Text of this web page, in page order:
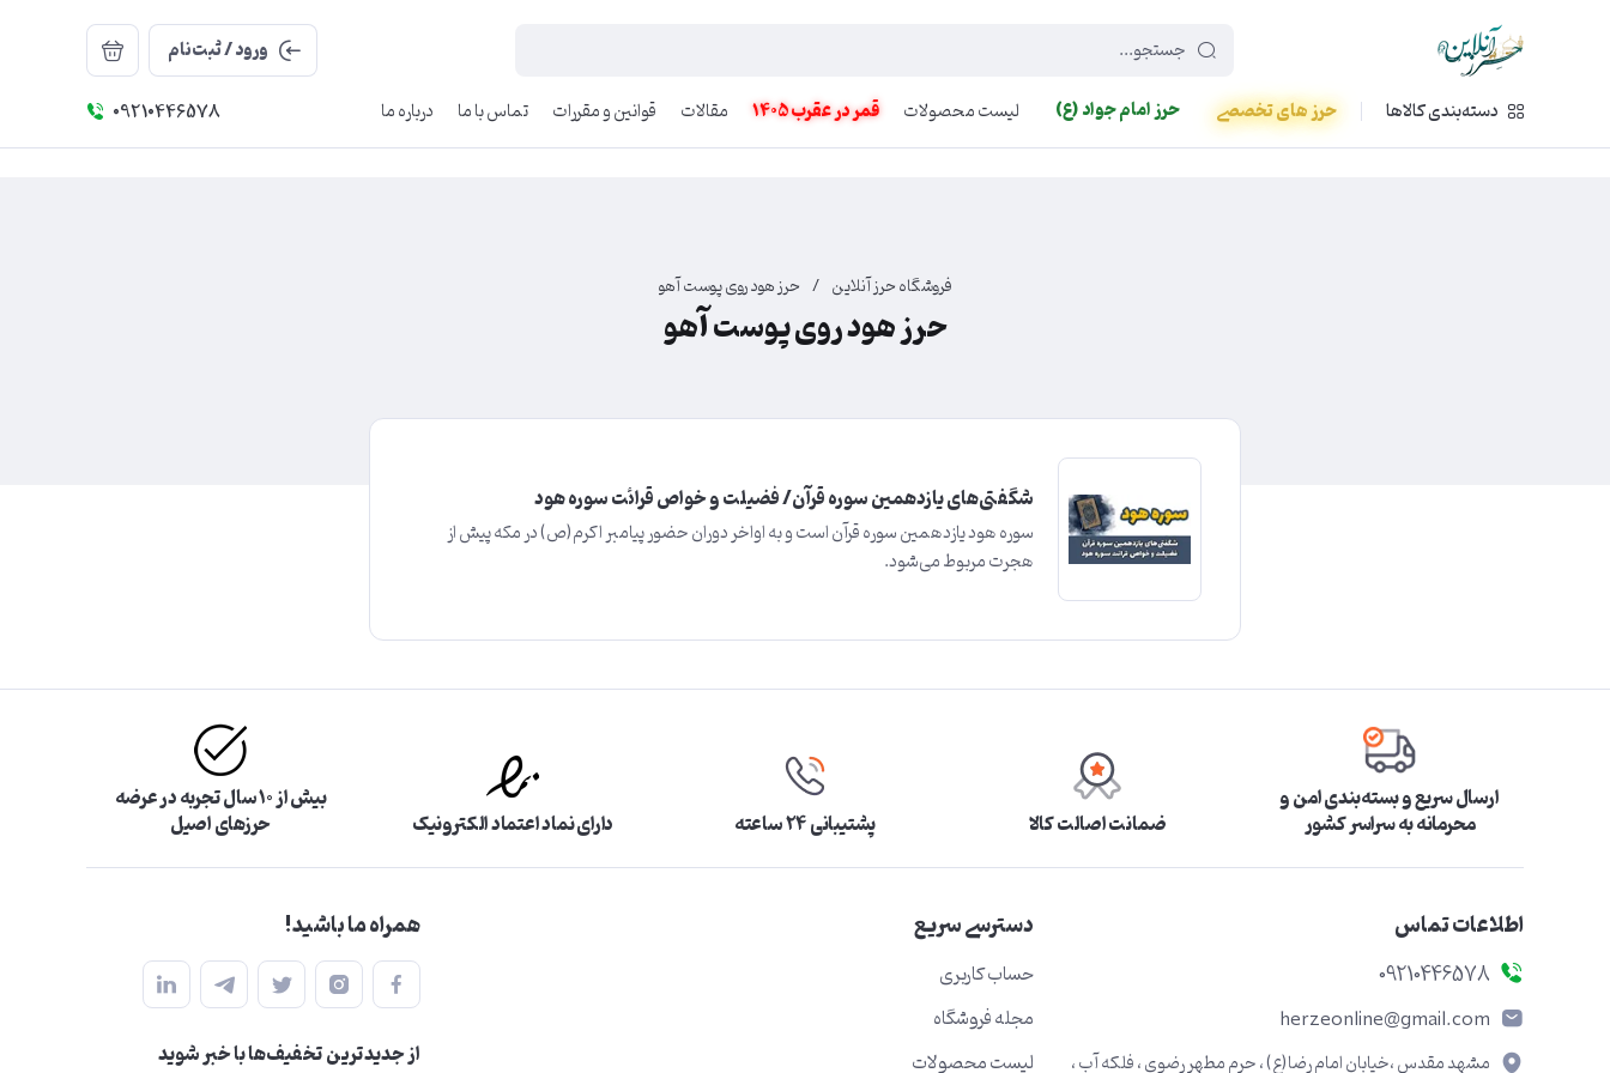
449f43cf-3da2-4422-bb12-2566cb5b8b05
ورود / ثبت‌نام
دسته‌بندی کالاها
حرز های تخصصی حرز امام جواد (ع) لیست محصولات قمر در عقرب 1405 مقالات قوانین و مقررات تماس با ما درباره ما 09210446578
فروشگاه حرز آنلاین / حرز هود روی پوست آهو
حرز هود روی پوست آهو
شگفتی‌های یازدهمین سوره قرآن/ فضیلت و خواص قرائت سوره هود
سوره هود یازدهمین سوره قرآن است و به اواخر دوران حضور پیامبر اکرم(ص) در مکه پیش از
هجرت مربوط می‌شود.
ارسال سریع و بسته‌بندی امن و
محرمانه به سراسر کشور ضمانت اصالت کالا پشتیبانی ۲۴ ساعته دارای نماد اعتماد الکترونیک
بیش از ۱۰ سال تجربه در عرضه
حرزهای اصیل
اطلاعات تماس
09210446578
herzeonline@gmail.com
مشهد مقدس ،خیابان امام رضا(ع) ، حرم مطهر رضوی ، فلکه آب ،
دسترسی سریع
حساب کاربری
مجله فروشگاه
لیست محصولات
همراه ما باشید!
از جدید‌ترین تخفیف‌ها با‌ خبر شوید